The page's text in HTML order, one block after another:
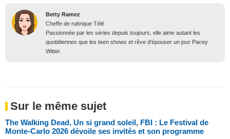
Betty Ramez
Cheffe de rubrique Télé
Passionnée par les séries depuis toujours, elle aime autant les
quotidiennes que les teen shows et rêve d'épouser un jour Pacey
Witter.
Sur le même sujet
The Walking Dead, Un si grand soleil, FBI : Le Festival de
Monte-Carlo 2026 dévoile ses invités et son programme